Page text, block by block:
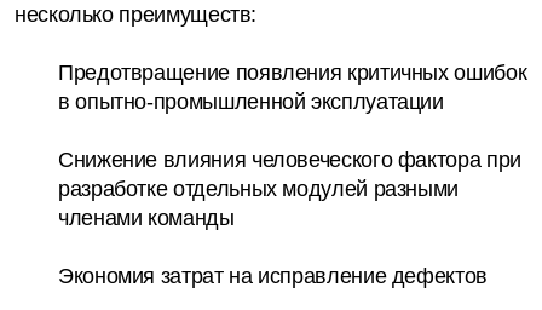
несколько преимуществ:
Предотвращение появления критичных ошибок
в опытно-промышленной эксплуатации
Снижение влияния человеческого фактора при
разработке отдельных модулей разными
членами команды
Экономия затрат на исправление дефектов